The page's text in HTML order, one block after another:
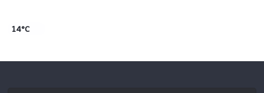
14°C